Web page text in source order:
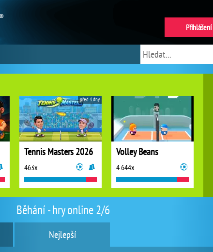
Běhání - hry online 2/6
Nejlepší
Tennis Masters 2026
463x
před 4 dny
Volley Beans
4 644x
Přihlášení